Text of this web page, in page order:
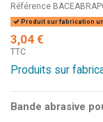
Référence
Produit sur fabrication
3,04 €
TTC
Produits sur
Bande abrasive